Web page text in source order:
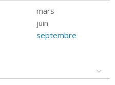
mars
juin
septembre